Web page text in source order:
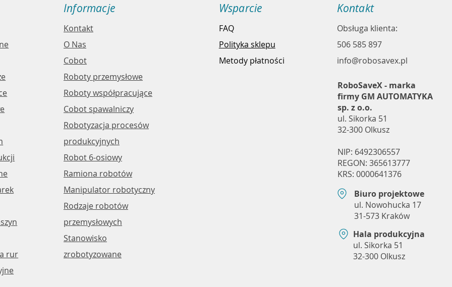
rur
Informacje
Kontakt
O Nas
Cobot
Roboty przemysłowe
Roboty współpracujące
Cobot spawalniczy
Robotyzacja procesów
produkcyjnych
Robot 6-osiowy
Ramiona robotów
Manipulator robotyczny
Rodzaje robotów
przemysłowych
Stanowisko
zrobotyzowane
Wsparcie
FAQ
Polityka sklepu
Metody płatności
Kontakt
Obsługa klienta:
506 585 897
info@robosavex.pl
RoboSaveX - marka
firmy GM AUTOMATYKA
sp. z o.o.
ul. Sikorka 51
32-300 Olkusz
NIP: 6492306557
REGON: 365613777
KRS: 0000641376
Biuro projektowe
ul. Nowohucka 17
31-573 Kraków
Hala produkcyjna
ul. Sikorka 51
32-300 Olkusz